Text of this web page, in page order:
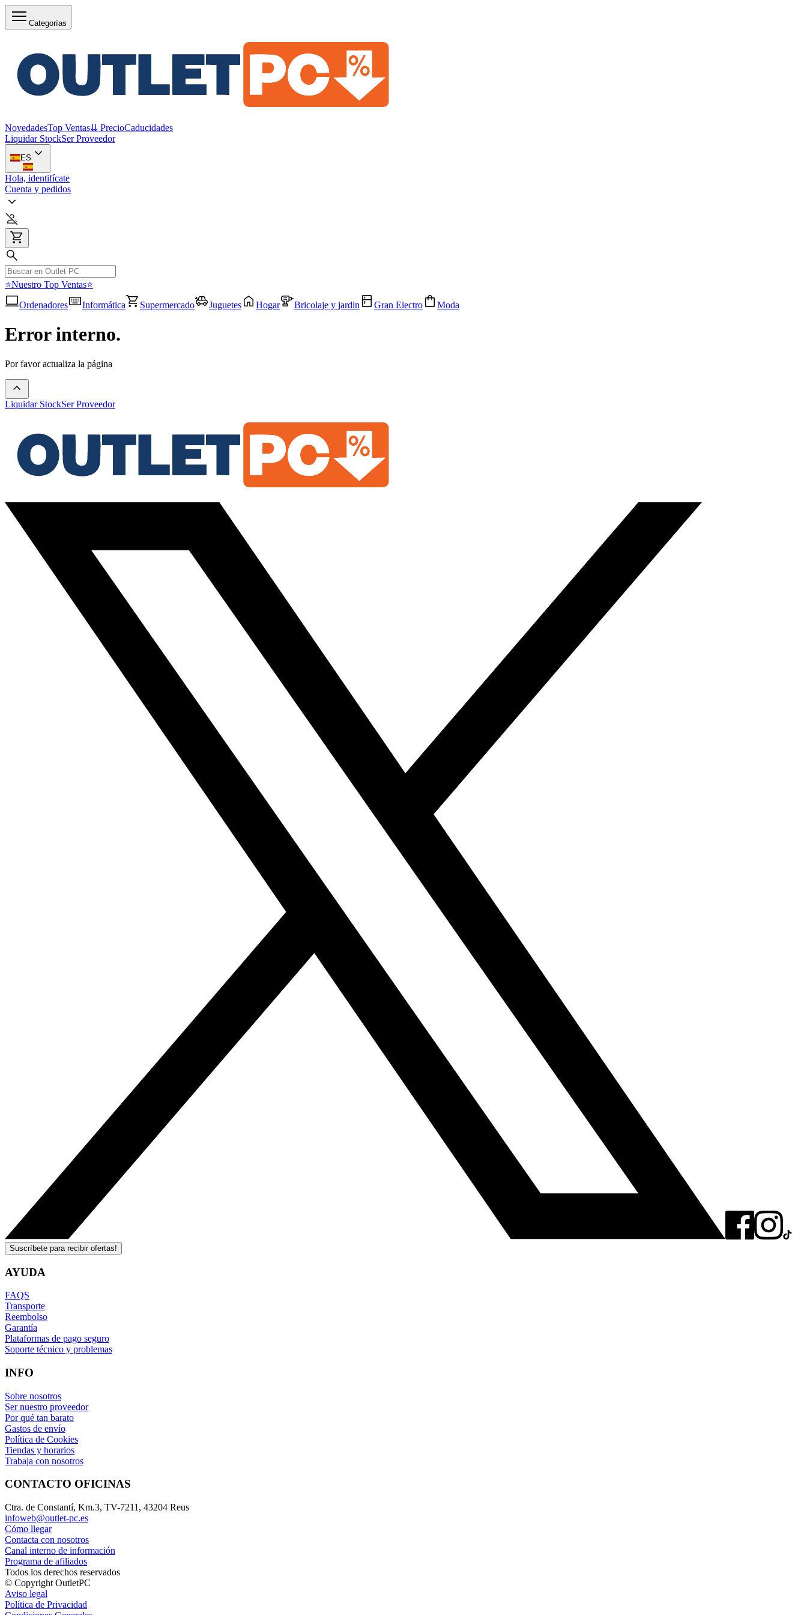
Categorías
NovedadesTop Ventas⇊ PrecioCaducidades
Liquidar StockSer Proveedor
ES
Hola, identifícate
Cuenta y pedidos
⭐Nuestro Top Ventas⭐
Ordenadores
Informática Supermercado Juguetes Hogar Bricolaje y jardin Gran Electro Moda
Error interno.
Por favor actualiza la página
Liquidar StockSer Proveedor
Suscríbete para recibir ofertas!
AYUDA
FAQS
Transporte
Reembolso
Garantía
Plataformas de pago seguro
Soporte técnico y problemas
INFO
Sobre nosotros
Ser nuestro proveedor
Por qué tan barato
Gastos de envío
Política de Cookies
Tiendas y horarios
Trabaja con nosotros
CONTACTO OFICINAS
Ctra. de Constantí, Km.3, TV-7211, 43204 Reus
infoweb@outlet-pc.es
Cómo llegar
Contacta con nosotros
Canal interno de información
Programa de afiliados
Todos los derechos reservados
© Copyright OutletPC
Aviso legal
Política de Privacidad